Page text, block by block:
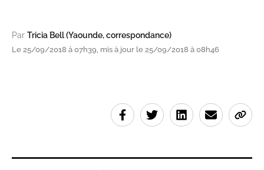
Par Tricia Bell (Yaounde, correspondance)
Le 25/09/2018 à 07h39, mis à jour le 25/09/2018 à 08h46